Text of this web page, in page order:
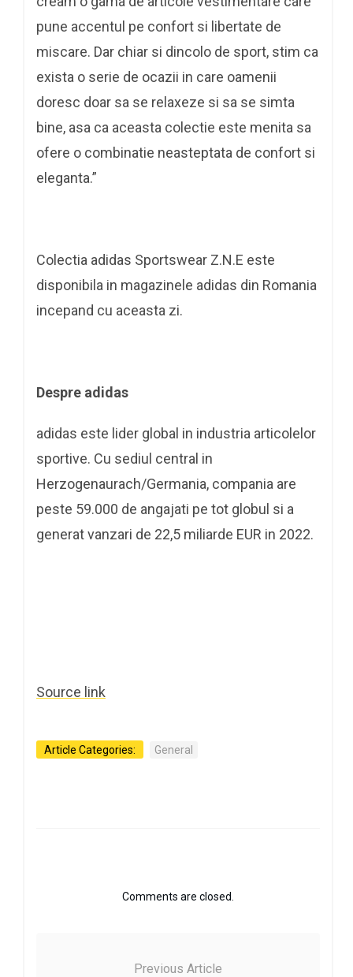
pune accentul pe confort si libertate de
miscare. Dar chiar si dincolo de sport, stim ca
exista o serie de ocazii in care oamenii
doresc doar sa se relaxeze si sa se simta
bine, asa ca aceasta colectie este menita sa
ofere o combinatie neasteptata de confort si
eleganta.”
Colectia adidas Sportswear Z.N.E este
disponibila in magazinele adidas din Romania
incepand cu aceasta zi.
Despre adidas
adidas este lider global in industria articolelor
sportive. Cu sediul central in
Herzogenaurach/Germania, compania are
peste 59.000 de angajati pe tot globul si a
generat vanzari de 22,5 miliarde EUR in 2022.
Source link
Article Categories: General
Comments are closed.
Previous Article